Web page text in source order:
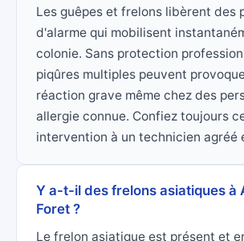
Les guêpes et frelons libèrent des
d'alarme qui mobilisent
colonie. Sans protection
piqûres multiples peuvent
réaction grave même chez des
allergie connue. Confiez toujours
intervention à un technicien agréé
Y a-t-il des frelons asiatiques à
Foret ?
Le frelon asiatique est présent et